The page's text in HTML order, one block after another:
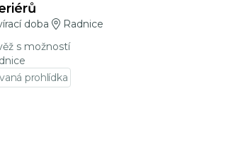
doba
Radnice
s možností
prohlídka